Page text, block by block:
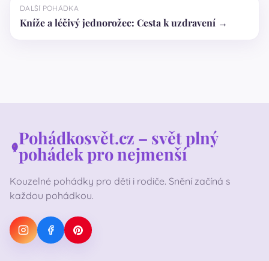
DALŠÍ POHÁDKA
Kníže a léčivý jednorožec: Cesta k uzdravení →
Pohádkosvět.cz – svět plný
pohádek pro nejmenší
Kouzelné pohádky pro děti i rodiče. Snění začíná s
každou pohádkou.